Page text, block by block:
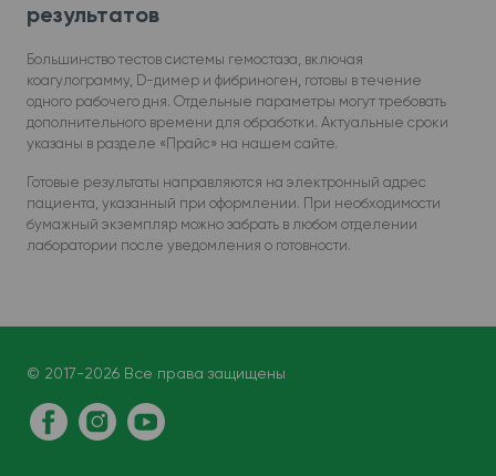
результатов
Большинство тестов системы гемостаза, включая
коагулограмму, D-димер и фибриноген, готовы в течение
одного рабочего дня. Отдельные параметры могут требовать
дополнительного времени для обработки. Актуальные сроки
указаны в разделе «Прайс» на нашем сайте.
Готовые результаты направляются на электронный адрес
пациента, указанный при оформлении. При необходимости
бумажный экземпляр можно забрать в любом отделении
лаборатории после уведомления о готовности.
© 2017-2026 Все права защищены